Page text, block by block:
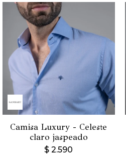
Camisa Luxury - Celeste
claro jaspeado
$ 2.590